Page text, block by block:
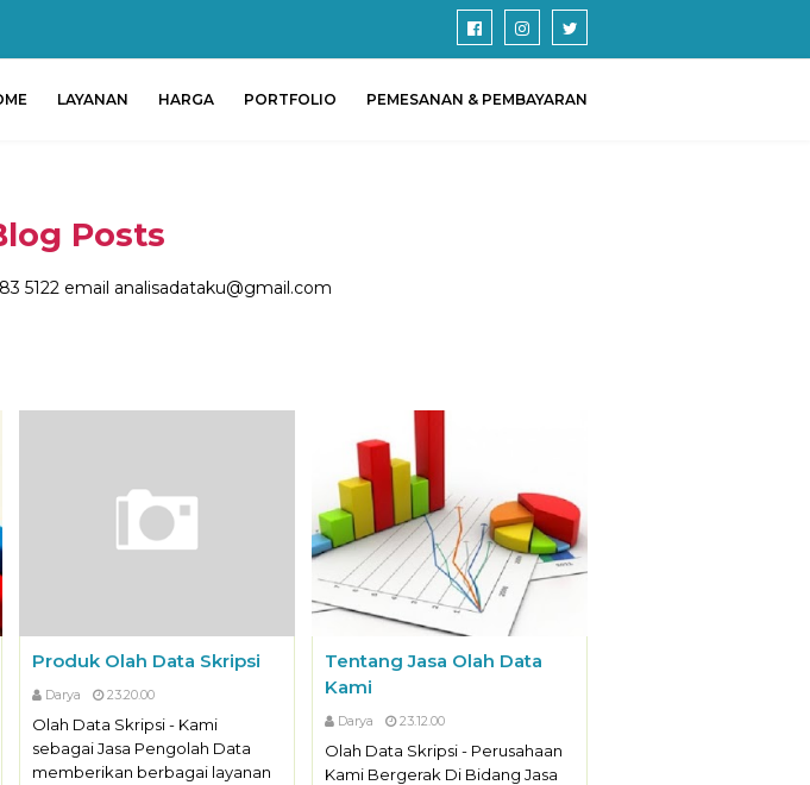
LAYANAN HARGA PORTFOLIO PEMESANAN & PEMBAYARAN
Posts
5122 email analisadataku@gmail.com
Produk Olah Data Skripsi
Darya 23.20.00
Olah Data Skripsi - Kami
sebagai Jasa Pengolah Data
memberikan berbagai layanan
Tentang Jasa Olah Data
Kami
Darya 23.12.00
Olah Data Skripsi - Perusahaan
Kami Bergerak Di Bidang Jasa